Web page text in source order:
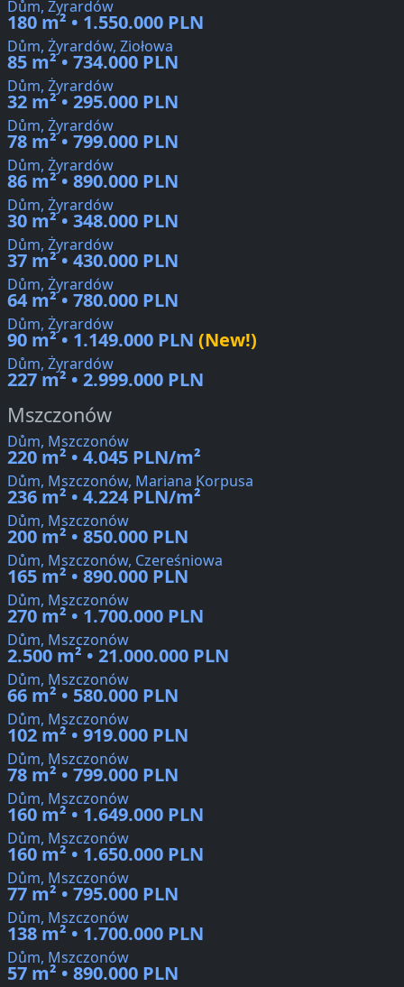
Dům, Żyrardów
180 m² • 1.550.000 PLN
Dům, Żyrardów, Ziołowa
85 m² • 734.000 PLN
Dům, Żyrardów
32 m² • 295.000 PLN
Dům, Żyrardów
78 m² • 799.000 PLN
Dům, Żyrardów
86 m² • 890.000 PLN
Dům, Żyrardów
30 m² • 348.000 PLN
Dům, Żyrardów
37 m² • 430.000 PLN
Dům, Żyrardów
64 m² • 780.000 PLN
Dům, Żyrardów
90 m² • 1.149.000 PLN (New!)
Dům, Żyrardów
227 m² • 2.999.000 PLN
Mszczonów
Dům, Mszczonów
220 m² • 4.045 PLN/m²
Dům, Mszczonów, Mariana Korpusa
236 m² • 4.224 PLN/m²
Dům, Mszczonów
200 m² • 850.000 PLN
Dům, Mszczonów, Czereśniowa
165 m² • 890.000 PLN
Dům, Mszczonów
270 m² • 1.700.000 PLN
Dům, Mszczonów
2.500 m² • 21.000.000 PLN
Dům, Mszczonów
66 m² • 580.000 PLN
Dům, Mszczonów
102 m² • 919.000 PLN
Dům, Mszczonów
78 m² • 799.000 PLN
Dům, Mszczonów
160 m² • 1.649.000 PLN
Dům, Mszczonów
160 m² • 1.650.000 PLN
Dům, Mszczonów
77 m² • 795.000 PLN
Dům, Mszczonów
138 m² • 1.700.000 PLN
Dům, Mszczonów
57 m² • 890.000 PLN